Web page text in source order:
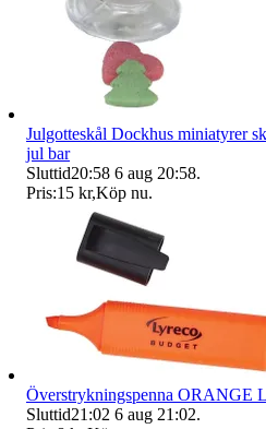
Julgotteskål Dockhus miniatyrer
jul bar
Sluttid20:58 6 aug 20:58.
Pris:15 kr,Köp nu.
Överstrykningspenna ORANGE
Sluttid21:02 6 aug 21:02.